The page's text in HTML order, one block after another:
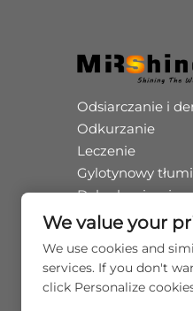
Odsiarczanie i
Odkurzanie
Leczenie
Gylotynowy
Dekarbonizacja
Koprodukcja
Piroliza odpadów
Eksploatacja i
We value your
We use cookies and
services. If you don't
click Personalize